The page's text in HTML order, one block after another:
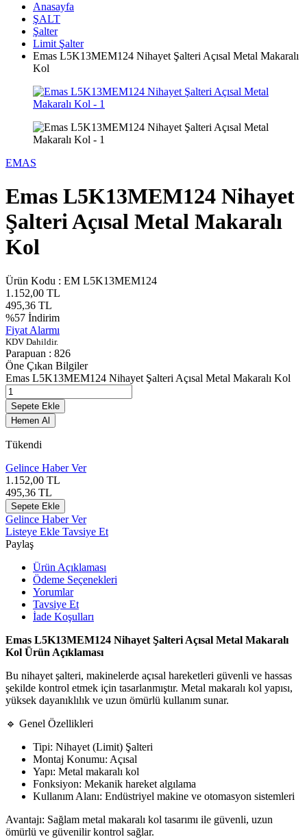
Anasayfa
ŞALT
Şalter
Limit Şalter
Emas L5K13MEM124 Nihayet Şalteri Açısal Metal Makaralı
Kol
EMAS
Emas L5K13MEM124 Nihayet
Şalteri Açısal Metal Makaralı
Kol
Ürün Kodu : EM L5K13MEM124
1.152,00 TL
495,36 TL
%57 İndirim
Fiyat Alarmı
KDV Dahildir.
Parapuan : 826
Öne Çıkan Bilgiler
Emas L5K13MEM124 Nihayet Şalteri Açısal Metal Makaralı Kol
Sepete Ekle
Hemen Al
Tükendi
Gelince Haber Ver
1.152,00 TL
495,36 TL
Sepete Ekle
Gelince Haber Ver
Listeye Ekle Tavsiye Et
Paylaş
Ürün Açıklaması
Ödeme Seçenekleri
Yorumlar
Tavsiye Et
İade Koşulları
Emas L5K13MEM124 Nihayet Şalteri Açısal Metal Makaralı
Kol Ürün Açıklaması
Bu nihayet şalteri, makinelerde açısal hareketleri güvenli ve hassas
şekilde kontrol etmek için tasarlanmıştır. Metal makaralı kol yapısı,
yüksek dayanıklılık ve uzun ömürlü kullanım sunar.
🔹 Genel Özellikleri
Tipi: Nihayet (Limit) Şalteri
Montaj Konumu: Açısal
Yapı: Metal makaralı kol
Fonksiyon: Mekanik hareket algılama
Kullanım Alanı: Endüstriyel makine ve otomasyon sistemleri
Avantajı: Sağlam metal makaralı kol tasarımı ile güvenli, uzun
ömürlü ve güvenilir kontrol sağlar.